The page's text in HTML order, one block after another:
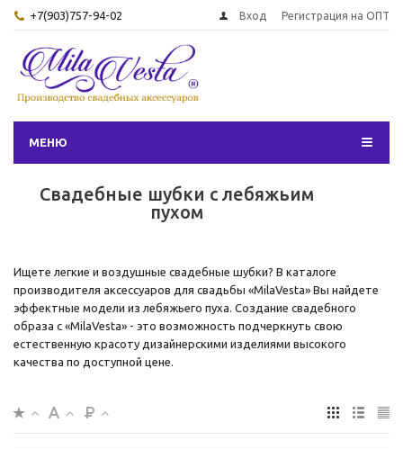
+7(903)757-94-02 Вход Регистрация на ОПТ
МЕНЮ
Свадебные шубки с лебяжьим
пухом
Ищете легкие и воздушные свадебные шубки? В каталоге
производителя аксессуаров для свадьбы «MilaVesta» Вы найдете
эффектные модели из лебяжьего пуха. Создание свадебного
образа с «MilaVesta» - это возможность подчеркнуть свою
естественную красоту дизайнерскими изделиями высокого
качества по доступной цене.